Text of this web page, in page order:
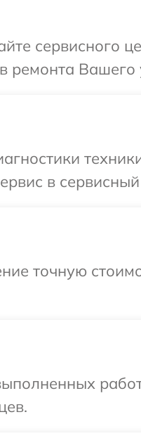
сервисного
ремонта Вашего
в
точную